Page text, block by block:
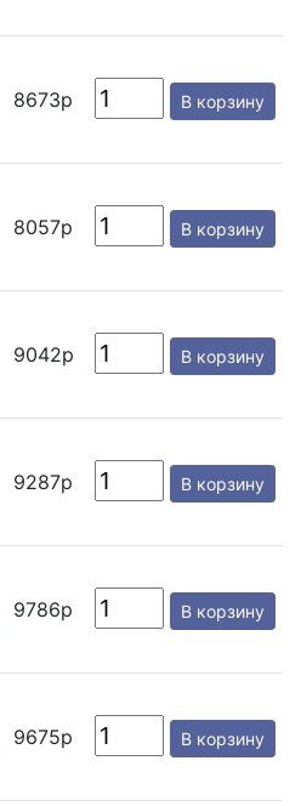
8673р В корзину
8057р В корзину
9042р В корзину
9287р В корзину
9786р В корзину
9675р В корзину